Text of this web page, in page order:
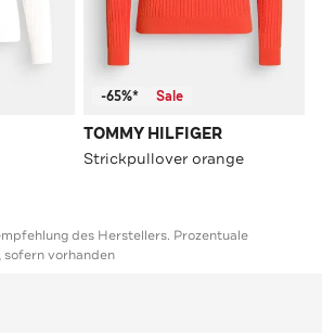
-65%* Sale
TOMMY HILFIGER
Strickpullover orange
des Herstellers. Prozentuale
sofern vorhanden